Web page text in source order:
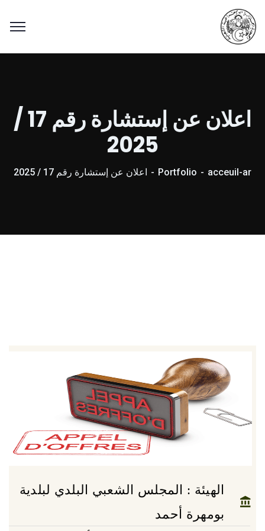
اعلان عن إستشارة رقم 17 /
2025
acceuil-ar
Portfolio اعلان عن إستشارة رقم 17 / 2025
الهيئة : المجلس الشعبي البلدي لبلدية
بومهرة أحمد